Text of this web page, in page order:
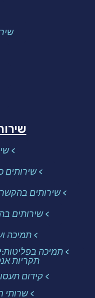
>
> שירותים
> שירותים
> שירותים
> תמיכה
> תמיכה
תקריות
> קידום
> שרותי